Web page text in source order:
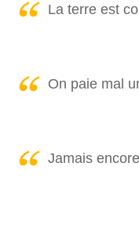
La terre est
On paie mal
Jamais